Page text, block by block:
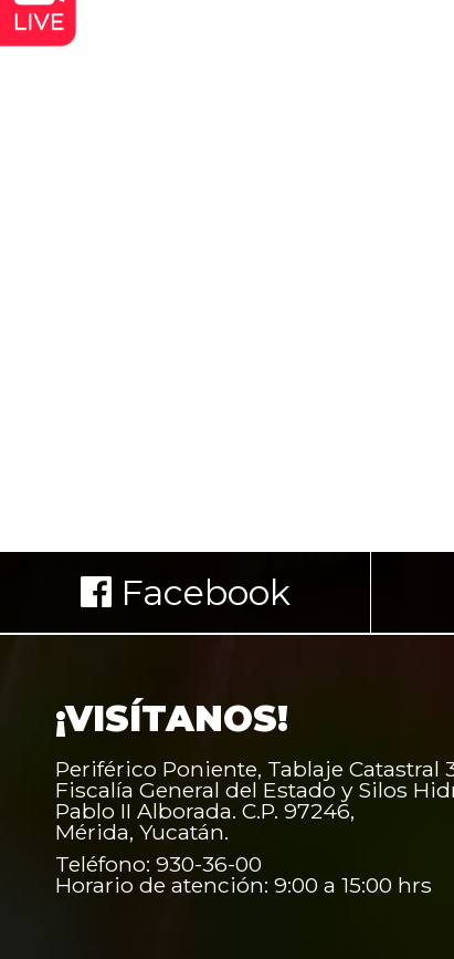
Facebook
¡VISÍTANOS!
Periférico Poniente, Tablaje Catastral
Fiscalía General del Estado y Silos
Pablo II Alborada. C.P. 97246,
Mérida, Yucatán.
Teléfono: 930-36-00
Horario de atención: 9:00 a 15:00 hrs